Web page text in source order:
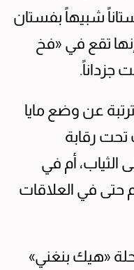
شبيهاً بفستان
تقع في «فخ
جزداناً.
عن وضع مايا
تحت رقابة
الثياب، أم في
حتى في العلاقات
«هيك بنغني»